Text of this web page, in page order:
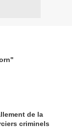
de la
criminels